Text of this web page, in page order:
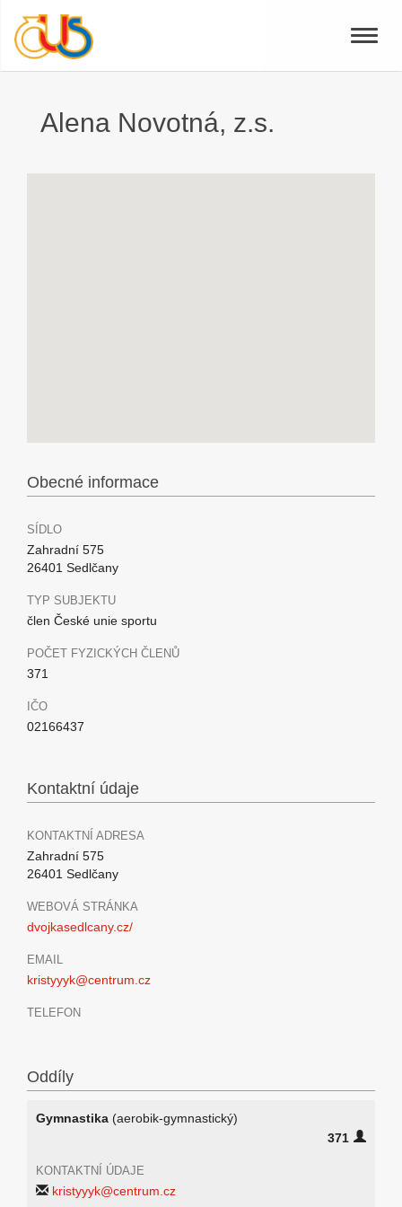
Toggle
Alena Novotná, z.s.
Obecné informace
SÍDLO
Zahradní 575
26401 Sedlčany
TYP SUBJEKTU
člen České unie sportu
POČET FYZICKÝCH ČLENŮ
371
IČO
02166437
Kontaktní údaje
KONTAKTNÍ ADRESA
Zahradní 575
26401 Sedlčany
WEBOVÁ STRÁNKA
dvojkasedlcany.cz/
EMAIL
kristyyyk@centrum.cz
TELEFON
Oddíly
Gymnastika (aerobik-gymnastický)
371
KONTAKTNÍ ÚDAJE
kristyyyk@centrum.cz